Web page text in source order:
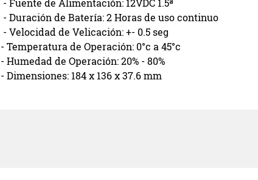
- Fuente de Alimentación: 12VDC 1.5ª
- Duración de Batería: 2 Horas de uso continuo
- Velocidad de Velicación: +- 0.5 seg
- Temperatura de Operación: 0°c a 45°c
- Humedad de Operación: 20% - 80%
- Dimensiones: 184 x 136 x 37.6 mm